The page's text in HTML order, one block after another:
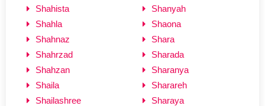
Shahista
Shahla
Shahnaz
Shahrzad
Shahzan
Shaila
Shailashree
Shanyah
Shaona
Shara
Sharada
Sharanya
Sharareh
Sharaya